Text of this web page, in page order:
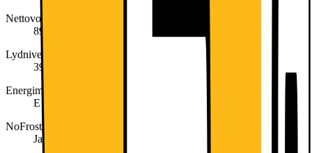
Nettovolumen frys (liter)
89
Lydniveau (dB)
39
Energimærke
E
NoFrost
Ja